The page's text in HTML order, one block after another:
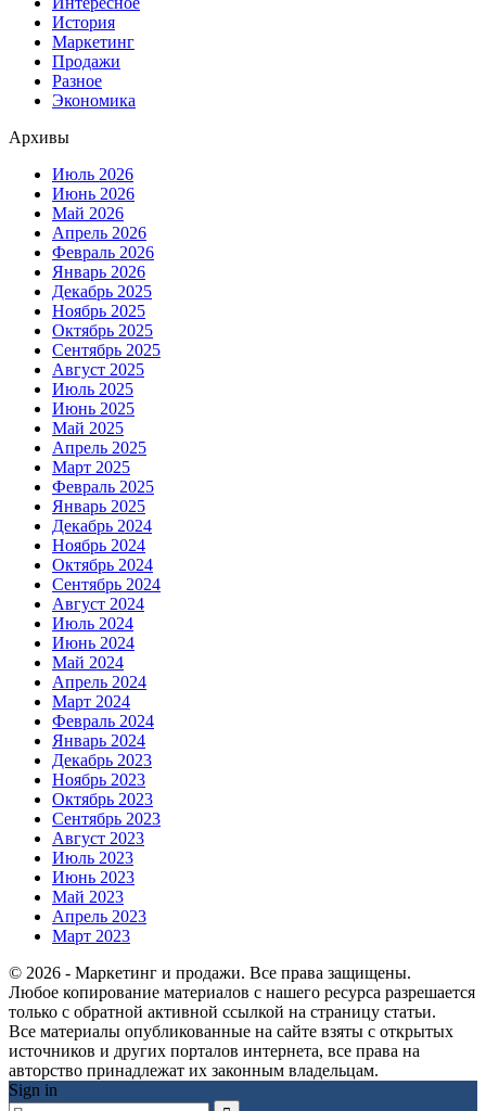
История
Маркетинг
Продажи
Разное
Экономика
Архивы
Июль 2026
Июнь 2026
Май 2026
Апрель 2026
Февраль 2026
Январь 2026
Декабрь 2025
Ноябрь 2025
Октябрь 2025
Сентябрь 2025
Август 2025
Июль 2025
Июнь 2025
Май 2025
Апрель 2025
Март 2025
Февраль 2025
Январь 2025
Декабрь 2024
Ноябрь 2024
Октябрь 2024
Сентябрь 2024
Август 2024
Июль 2024
Июнь 2024
Май 2024
Апрель 2024
Март 2024
Февраль 2024
Январь 2024
Декабрь 2023
Ноябрь 2023
Октябрь 2023
Сентябрь 2023
Август 2023
Июль 2023
Июнь 2023
Май 2023
Апрель 2023
Март 2023
© 2026 - Маркетинг и продажи. Все права защищены.
Любое копирование материалов с нашего ресурса разрешается
только с обратной активной ссылкой на страницу статьи.
Все материалы опубликованные на сайте взяты с открытых
источников и других порталов интернета, все права на
авторство принадлежат их законным владельцам.
Sign in